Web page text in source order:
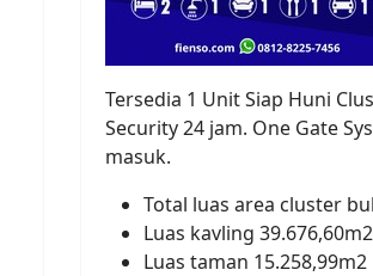
Tersedia 1 Unit Siap Huni
Security 24 jam. One Gate
masuk.
Total luas area cluster
Luas kavling 39.676,60m2
Luas taman 15.258,99m2